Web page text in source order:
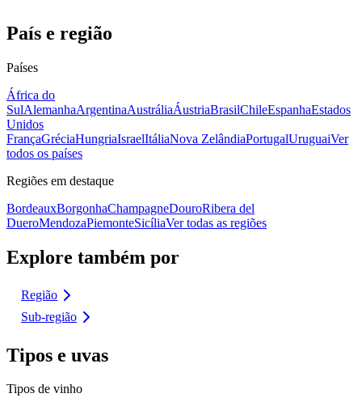
País e região
Países
África do
SulAlemanhaArgentinaAustráliaÁustriaBrasilChileEspanhaEstados
Unidos
FrançaGréciaHungriaIsraelItáliaNova ZelândiaPortugalUruguaiVer
todos os países
Regiões em destaque
BordeauxBorgonhaChampagneDouroRibera del
DueroMendozaPiemonteSicíliaVer todas as regiões
Explore também por
Região
Sub-região
Tipos e uvas
Tipos de vinho